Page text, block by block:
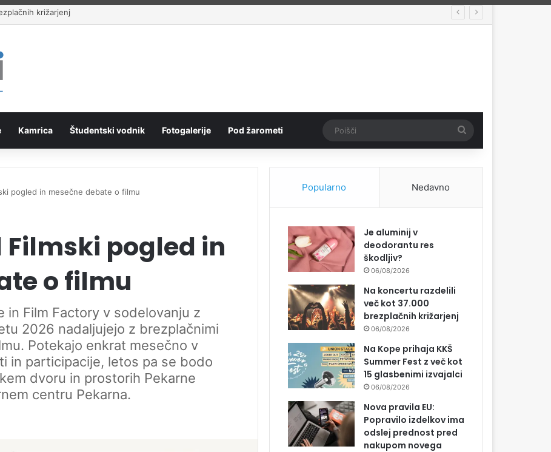
križarjenj
Kamrica Študentski vodnik Fotogalerije Pod žarometi
pogled in mesečne debate o filmu
pogled in
o filmu
in Film Factory v sodelovanju z
2026 nadaljujejo z brezplačnimi
Potekajo enkrat mesečno v
in participacije, letos pa se bodo
dvoru in prostorih Pekarne
centru Pekarna.
Popularno Nedavno
Je aluminij v
deodorantu res
škodljiv?
06/08/2026
Na koncertu razdelili
več kot 37.000
brezplačnih križarjenj
06/08/2026
Na Kope prihaja KKŠ
Summer Fest z več kot
15 glasbenimi izvajalci
06/08/2026
Nova pravila EU:
Popravilo izdelkov ima
odslej prednost pred
nakupom novega